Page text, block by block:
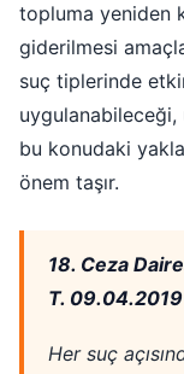
topluma yeniden
giderilmesi
suç tiplerinde
uygulanabileceği,
bu konudaki
önem taşır.
18. Ceza
T. 09.04.2019
Her suç